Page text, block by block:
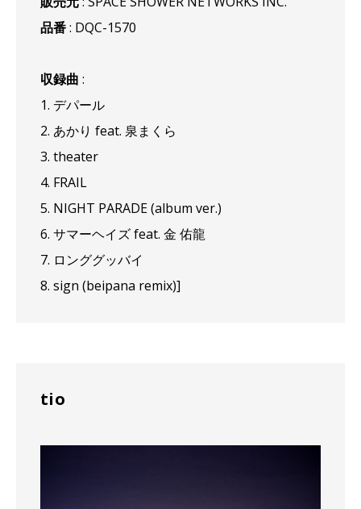
品番: DQC-1570
収録曲 :
1. デパール
2. あかり feat. 泉まくら
3. theater
4. FRAIL
5. NIGHT PARADE (album ver.)
6. サマーヘイズ feat. 金 佑龍
7. ロンググッバイ
8. sign (beipana remix)]
tio